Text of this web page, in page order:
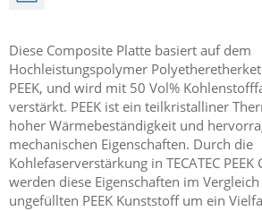
Diese Composite Platte basiert auf dem
Hochleistungspolymer
PEEK, und wird mit 50 Vol%
verstärkt. PEEK ist ein teilkristalliner
hoher Wärmebeständigkeit und
mechanischen Eigenschaften. Durch die
Kohlefaserverstärkung in TECATEC
werden diese Eigenschaften im
ungefüllten PEEK Kunststoff um ein